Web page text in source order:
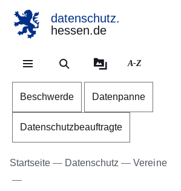
datenschutz.
hessen.de
A-Z
Beschwerde Datenpanne
Datenschutzbeauftragte
Startseite Datenschutz Vereine